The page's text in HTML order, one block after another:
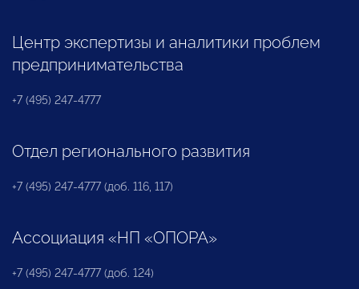
Центр экспертизы и аналитики проблем
предпринимательства
+7 (495) 247-4777
Отдел регионального развития
+7 (495) 247-4777 (доб. 116, 117)
Ассоциация «НП «ОПОРА»
+7 (495) 247-4777 (доб. 124)